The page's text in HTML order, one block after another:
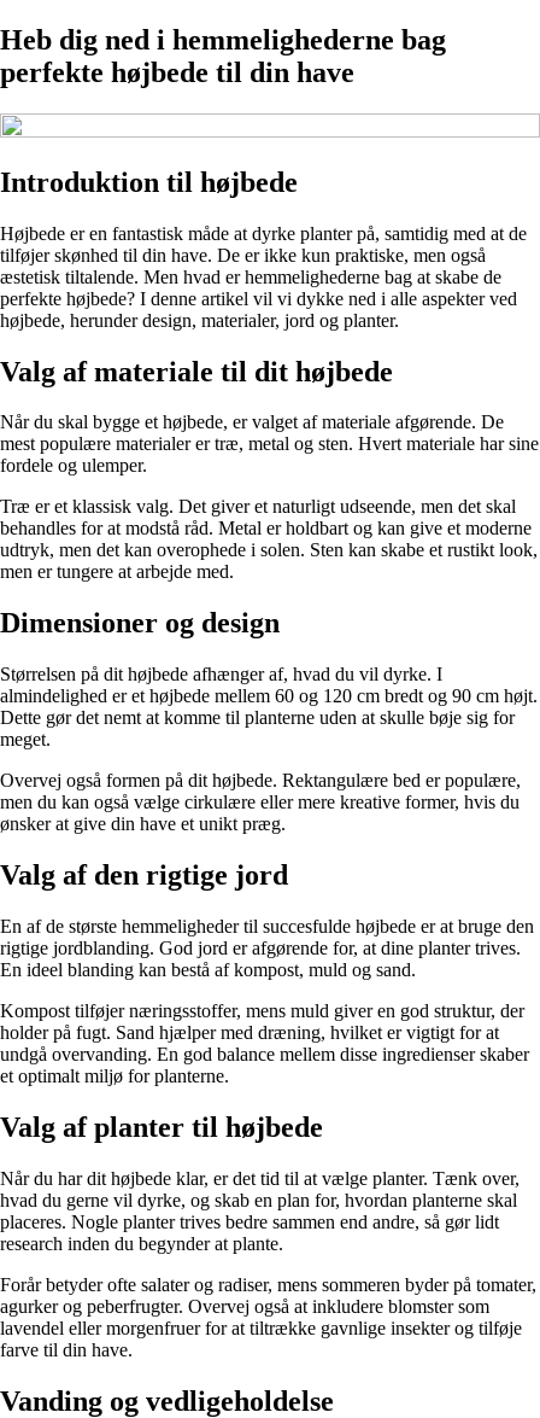
Heb dig ned i hemmelighederne bag
perfekte højbede til din have
Introduktion til højbede
Højbede er en fantastisk måde at dyrke planter på, samtidig med at de
tilføjer skønhed til din have. De er ikke kun praktiske, men også
æstetisk tiltalende. Men hvad er hemmelighederne bag at skabe de
perfekte højbede? I denne artikel vil vi dykke ned i alle aspekter ved
højbede, herunder design, materialer, jord og planter.
Valg af materiale til dit højbede
Når du skal bygge et højbede, er valget af materiale afgørende. De
mest populære materialer er træ, metal og sten. Hvert materiale har sine
fordele og ulemper.
Træ er et klassisk valg. Det giver et naturligt udseende, men det skal
behandles for at modstå råd. Metal er holdbart og kan give et moderne
udtryk, men det kan overophede i solen. Sten kan skabe et rustikt look,
men er tungere at arbejde med.
Dimensioner og design
Størrelsen på dit højbede afhænger af, hvad du vil dyrke. I
almindelighed er et højbede mellem 60 og 120 cm bredt og 90 cm højt.
Dette gør det nemt at komme til planterne uden at skulle bøje sig for
meget.
Overvej også formen på dit højbede. Rektangulære bed er populære,
men du kan også vælge cirkulære eller mere kreative former, hvis du
ønsker at give din have et unikt præg.
Valg af den rigtige jord
En af de største hemmeligheder til succesfulde højbede er at bruge den
rigtige jordblanding. God jord er afgørende for, at dine planter trives.
En ideel blanding kan bestå af kompost, muld og sand.
Kompost tilføjer næringsstoffer, mens muld giver en god struktur, der
holder på fugt. Sand hjælper med dræning, hvilket er vigtigt for at
undgå overvanding. En god balance mellem disse ingredienser skaber
et optimalt miljø for planterne.
Valg af planter til højbede
Når du har dit højbede klar, er det tid til at vælge planter. Tænk over,
hvad du gerne vil dyrke, og skab en plan for, hvordan planterne skal
placeres. Nogle planter trives bedre sammen end andre, så gør lidt
research inden du begynder at plante.
Forår betyder ofte salater og radiser, mens sommeren byder på tomater,
agurker og peberfrugter. Overvej også at inkludere blomster som
lavendel eller morgenfruer for at tiltrække gavnlige insekter og tilføje
farve til din have.
Vanding og vedligeholdelse